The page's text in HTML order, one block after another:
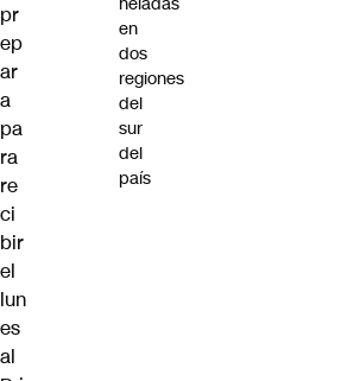
pr
ep
ar
a
pa
ra
re
ci
bir
el
lun
es
al
en
dos
regiones
del
sur
del
país